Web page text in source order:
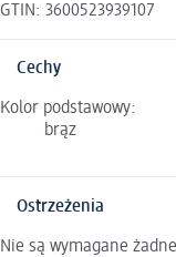
GTIN: 3600523939107
Cechy
Kolor podstawowy:
brąz
Ostrzeżenia
Nie są wymagane